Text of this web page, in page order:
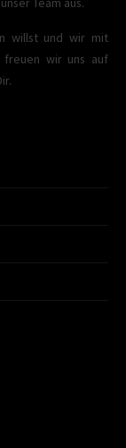
willst und wir mit
freuen wir uns auf